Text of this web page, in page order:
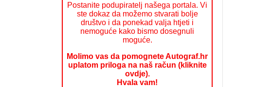
Postanite podupiratelj našega portala. Vi
ste dokaz da možemo stvarati bolje
društvo i da ponekad valja htjeti i
nemoguće kako bismo dosegnuli
moguće.
Molimo vas da pomognete Autograf.hr
uplatom priloga na naš račun (kliknite
ovdje).
Hvala vam!